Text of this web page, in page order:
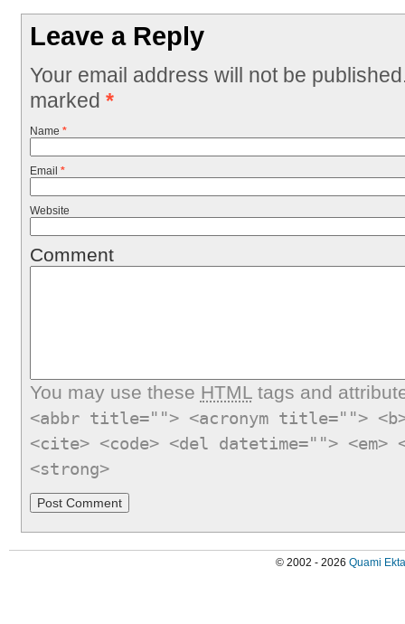
Leave a Reply
Your email address will not be
marked *
Name *
Email *
Website
Comment
You may use these HTMLtags and
<abbr title=""> <acronym title="">
<cite> <code> <del datetime="">
<strong>
© 2002 - 2026 Quami